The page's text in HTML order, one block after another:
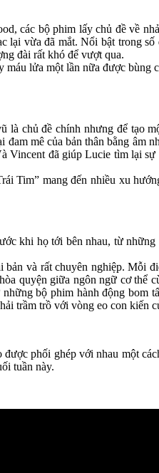
các bộ phim lấy chủ đề về
lại vừa đã mắt. Nổi bật trong
đài rất khó để vượt qua.
lửa một lần nữa được
chủ đề chính nhưng để tạo
mê của bản thân bằng
Vincent đã giúp Lucie tìm lại
Tim” mang đến nhiều xu
khi họ tới bên nhau, từ
và rất chuyên nghiệp. Mỗi
quyện giữa ngôn ngữ cơ
bộ phim hành động
trầm trồ với vòng eo con kiến
phối ghép với nhau một
tuần này.